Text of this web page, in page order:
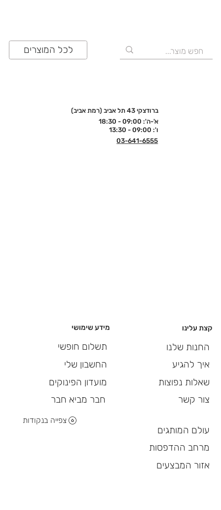
לכל המוצרים
ברודצקי 43 תל אביב (רמת אביב)
א'-ה': 09:00 - 18:30
ו': 09:00 - 13:30
03-641-6555
מידע שימושי
תשלום חופשי
החשבון שלי
מועדון הפינוקים
חבר מביא חבר
צפייה בנקודות
קצת עלינו
החנות שלנו
איך להגיע
שאלות נפוצות
צור קשר
עולם המותגים
מרחב ההדפסות
אזור המבצעים